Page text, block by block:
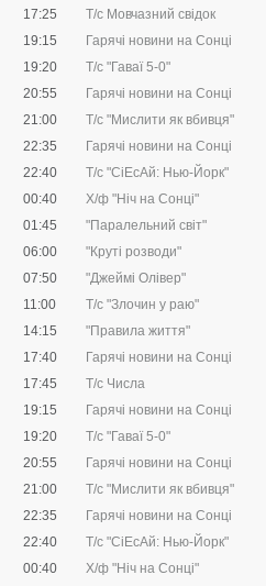
17:25
Т/с Мовчазний свідок
19:15
Гарячі новини на Сонці
19:20
Т/с "Гаваї 5-0"
20:55
Гарячі новини на Сонці
21:00
Т/с "Мислити як вбивця"
22:35
Гарячі новини на Сонці
22:40
Т/с "CіЕсАй: Нью-Йорк"
00:40
Х/ф "Ніч на Сонці"
01:45
"Паралельний світ"
06:00
"Круті розводи"
07:50
"Джеймі Олівер"
11:00
Т/с "Злочин у раю"
14:15
"Правила життя"
17:40
Гарячі новини на Сонці
17:45
Т/с Числа
19:15
Гарячі новини на Сонці
19:20
Т/с "Гаваї 5-0"
20:55
Гарячі новини на Сонці
21:00
Т/с "Мислити як вбивця"
22:35
Гарячі новини на Сонці
22:40
Т/с "CіЕсАй: Нью-Йорк"
00:40
Х/ф "Ніч на Сонці"